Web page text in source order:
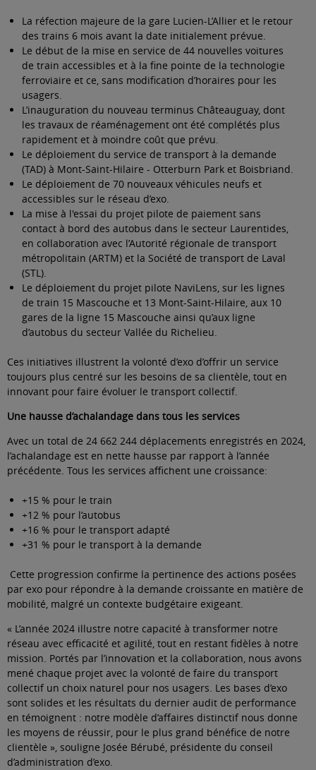
La réfection majeure de la gare Lucien-L’Allier et le retour
des trains 6 mois avant la date initialement prévue.
Le début de la mise en service de 44 nouvelles voitures
de train accessibles et à la fine pointe de la technologie
ferroviaire et ce, sans modification d’horaires pour les
usagers.
L’inauguration du nouveau terminus Châteauguay, dont
les travaux de réaménagement ont été complétés plus
rapidement et à moindre coût que prévu.
Le déploiement du service de transport à la demande
(TAD) à Mont-Saint-Hilaire - Otterburn Park et Boisbriand.
Le déploiement de 70 nouveaux véhicules neufs et
accessibles sur le réseau d’exo.
La mise à l'essai du projet pilote de paiement sans
contact à bord des autobus dans le secteur Laurentides,
en collaboration avec l’Autorité régionale de transport
métropolitain (ARTM) et la Société de transport de Laval
(STL).
Le déploiement du projet pilote NaviLens, sur les lignes
de train 15 Mascouche et 13 Mont-Saint-Hilaire, aux 10
gares de la ligne 15 Mascouche ainsi qu’aux ligne
d’autobus du secteur Vallée du Richelieu.
Ces initiatives illustrent la volonté d’exo d’offrir un service
toujours plus centré sur les besoins de sa clientèle, tout en
innovant pour faire évoluer le transport collectif.
Une hausse d’achalandage dans tous les services
Avec un total de 24 662 244 déplacements enregistrés en 2024,
l’achalandage est en nette hausse par rapport à l’année
précédente. Tous les services affichent une croissance:
+15 % pour le train
+12 % pour l’autobus
+16 % pour le transport adapté
+31 % pour le transport à la demande
Cette progression confirme la pertinence des actions posées
par exo pour répondre à la demande croissante en matière de
mobilité, malgré un contexte budgétaire exigeant.
« L’année 2024 illustre notre capacité à transformer notre
réseau avec efficacité et agilité, tout en restant fidèles à notre
mission. Portés par l’innovation et la collaboration, nous avons
mené chaque projet avec la volonté de faire du transport
collectif un choix naturel pour nos usagers. Les bases d’exo
sont solides et les résultats du dernier audit de performance
en témoignent : notre modèle d’affaires distinctif nous donne
les moyens de réussir, pour le plus grand bénéfice de notre
clientèle », souligne Josée Bérubé, présidente du conseil
d’administration d’exo.